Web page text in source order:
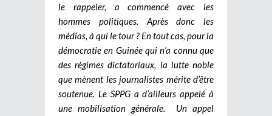
le rappeler, a commencé avec les
hommes politiques. Après donc les
médias, à qui le tour ? En tout cas, pour la
démocratie en Guinée qui n’a connu que
des régimes dictatoriaux, la lutte noble
que mènent les journalistes mérite d’être
soutenue. Le SPPG a d’ailleurs appelé à
une mobilisation générale. Un appel